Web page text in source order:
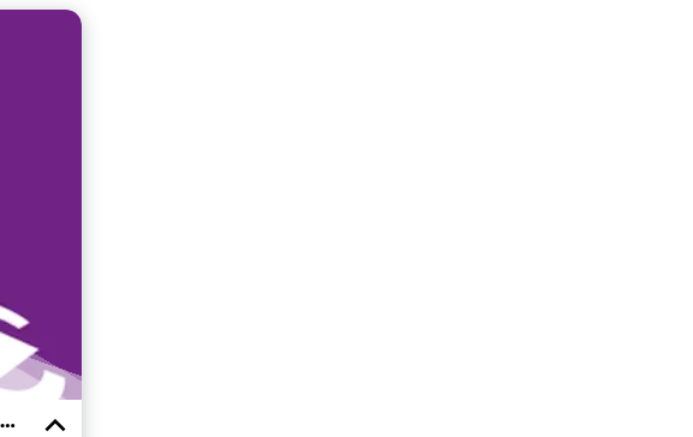
Les cartes postales Champagne FM